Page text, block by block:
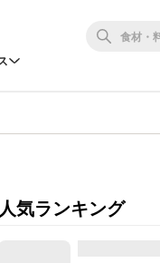
人気ランキング